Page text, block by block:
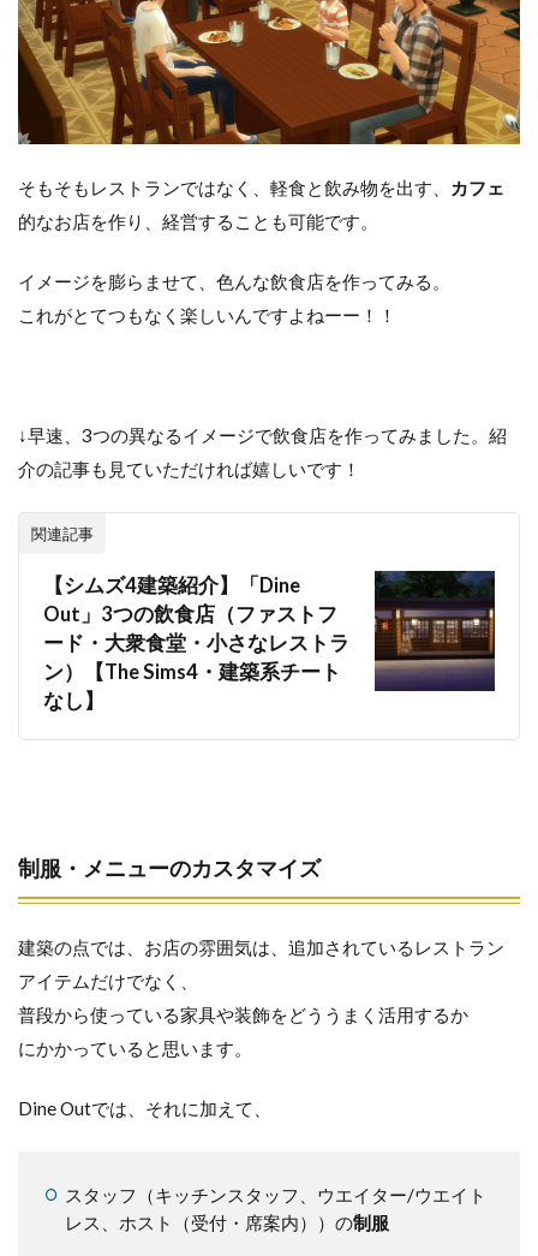
そもそもレストランではなく、軽食と飲み物を出す、
カフェ
的なお店を作り、経営することも可能です。
イメージを膨らませて、色んな飲食店を作ってみる。
これがとてつもなく楽しいんですよねーー！！
↓早速、3つの異なるイメージで飲食店を作ってみました。紹
介の記事も見ていただければ嬉しいです！
関連記事
【シムズ4建築紹介】「Dine
Out」3つの飲食店（ファストフ
ード・大衆食堂・小さなレストラ
ン）【The Sims4・建築系チート
なし】
制服・メニューのカスタマイズ
建築の点では、お店の雰囲気は、追加されているレストラン
アイテムだけでなく、
普段から使っている家具や装飾をどううまく活用するか
にかかっていると思います。
Dine Outでは、それに加えて、
スタッフ（キッチンスタッフ、ウエイター/ウエイト
レス、ホスト（受付・席案内））の制服